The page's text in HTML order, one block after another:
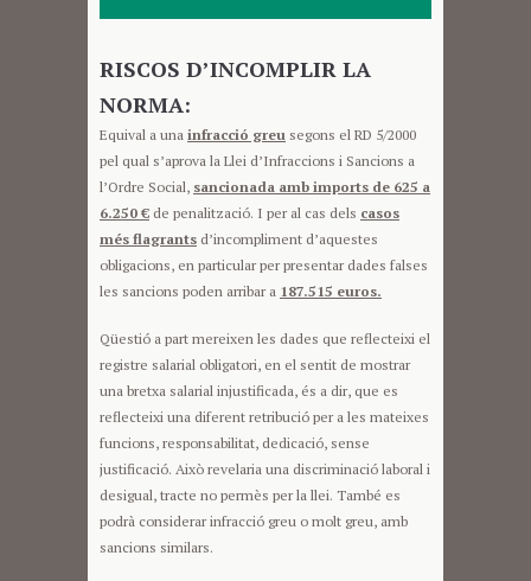
RISCOS D’INCOMPLIR LA
NORMA:
Equival a una infracció greu segons el RD 5/2000
pel qual s’aprova la Llei d’Infraccions i Sancions a
l’Ordre Social, sancionada amb imports de 625 a
6.250 € de penalització. I per al cas dels casos
més flagrants d’incompliment d’aquestes
obligacions, en particular per presentar dades falses
les sancions poden arribar a 187.515 euros.
Qüestió a part mereixen les dades que reflecteixi el
registre salarial obligatori, en el sentit de mostrar
una bretxa salarial injustificada, és a dir, que es
reflecteixi una diferent retribució per a les mateixes
funcions, responsabilitat, dedicació, sense
justificació. Això revelaria una discriminació laboral i
desigual, tracte no permès per la llei. També es
podrà considerar infracció greu o molt greu, amb
sancions similars.